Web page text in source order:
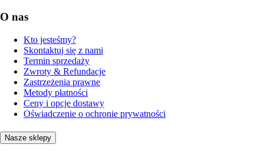
O nas
Kto jesteśmy?
Skontaktuj się z nami
Termin sprzedaży
Zwroty & Refundacje
Zastrzeżenia prawne
Metody płatności
Ceny i opcje dostawy
Oświadczenie o ochronie prywatności
Nasze sklepy